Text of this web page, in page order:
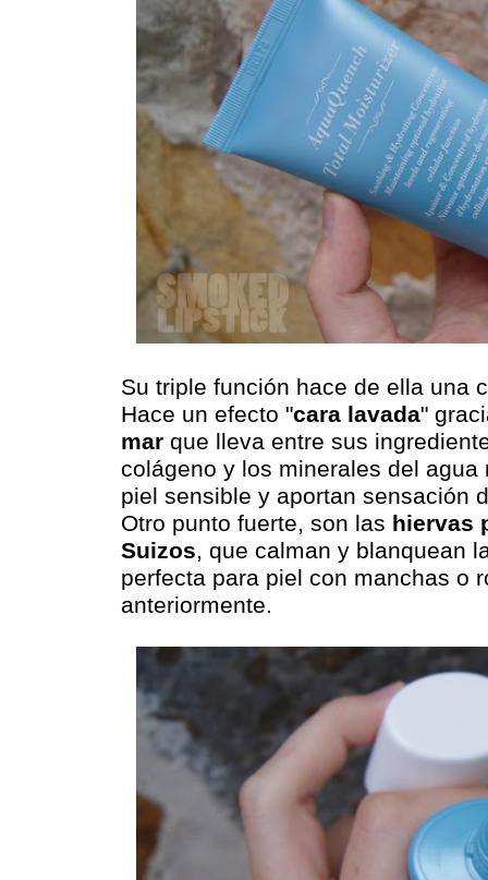
Su triple función hace de ella una
Hace un efecto "cara lavada"
marque lleva entre sus
colágeno y los minerales del
piel sensible y aportan sensación
Otro punto fuerte, son las hiervas
Suizos, que calman y blanquean
perfecta para piel con manchas o
anteriormente.